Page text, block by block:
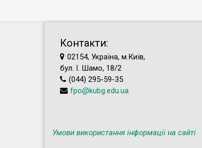
Контакти:
02154, Україна, м.Київ,
бул. І. Шамо, 18/2
(044) 295-59-35
fpo@kubg.edu.ua
Умови використання інформації на сайті